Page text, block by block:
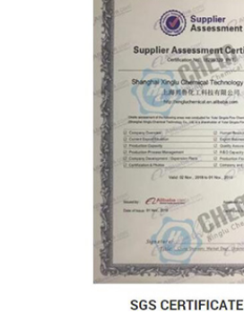
oksīda
nanodaļiņas